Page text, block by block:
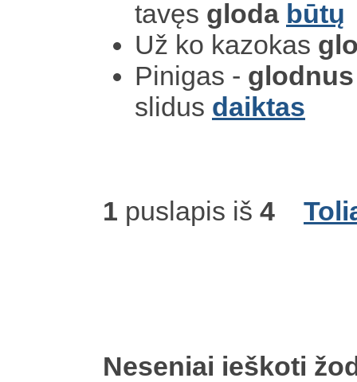
tavęs gloda būtų
Už ko kazokas
Pinigas - glodnus
slidus daiktas
1 puslapis iš 4
Neseniai ieškoti